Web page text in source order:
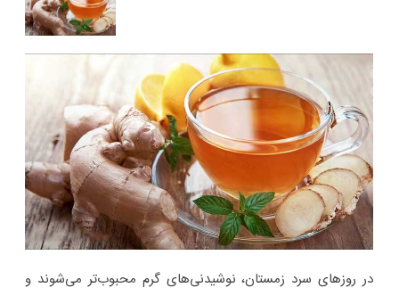
در روزهای سرد زمستان، نوشیدنی‌های گرم محبوب‌تر می‌شوند و